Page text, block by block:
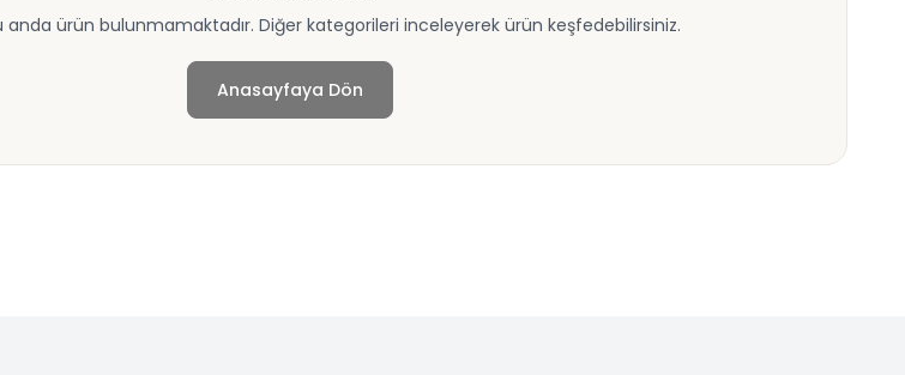
anda ürün bulunmamaktadır. Diğer kategorileri inceleyerek ürün keşfedebilirsiniz.
Anasayfaya Dön